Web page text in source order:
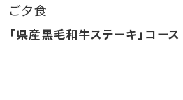
※小学校高学年（4年生～6年生
ご夕食
「県産黒毛和牛ステーキ」コース